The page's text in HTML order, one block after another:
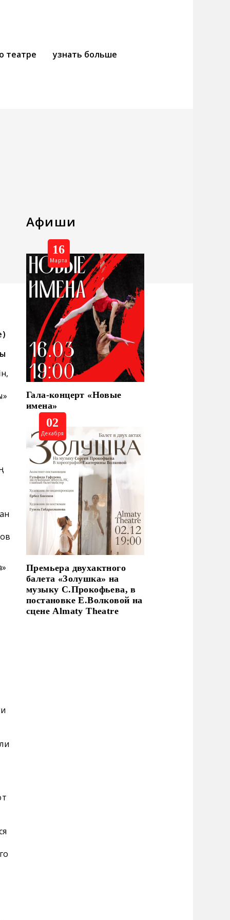
о театре узнать больше
Афиши
16
Марта
Гала-концерт «Новые
имена»
02
Декабря
Премьера двухактного
балета «Золушка» на
музыку С.Прокофьева, в
постановке Е.Волковой на
сцене Almaty Theatre